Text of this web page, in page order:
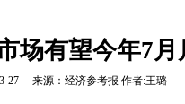
场有望今年7月
27 来源：经济参考报 作者:王璐